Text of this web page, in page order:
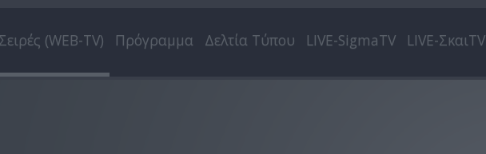
(WEB-TV) Πρόγραμμα Δελτία Τύπου LIVE-SigmaTV LIVE-ΣκαιTV